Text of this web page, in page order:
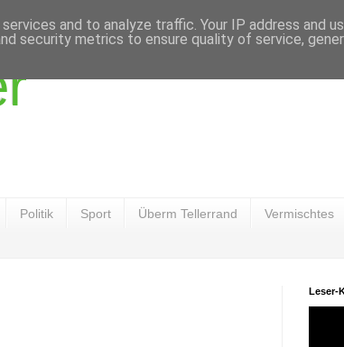
Politik Sport Überm Tellerrand Vermischtes
Leser-
and to analyze traffic. Your IP address and
security metrics to ensure quality of service,